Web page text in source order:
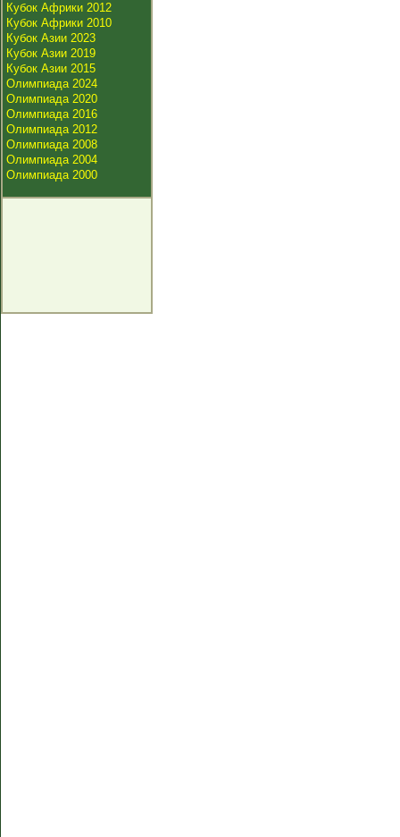
Кубок Африки 2012
Кубок Африки 2010
Кубок Азии 2023
Кубок Азии 2019
Кубок Азии 2015
Олимпиада 2024
Олимпиада 2020
Олимпиада 2016
Олимпиада 2012
Олимпиада 2008
Олимпиада 2004
Олимпиада 2000